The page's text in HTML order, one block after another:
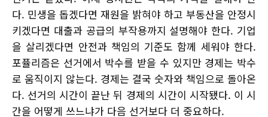
다. 민생을 돕겠다면 재원을 밝혀야 하고 부동산을 안정시
키겠다면 대출과 공급의 부작용까지 설명해야 한다. 기업
을 살리겠다면 안전과 책임의 기준도 함께 세워야 한다.
포퓰리즘은 선거에서 박수를 받을 수 있지만 경제는 박수
로 움직이지 않는다. 경제는 결국 숫자와 책임으로 돌아온
다. 선거의 시간이 끝난 뒤 경제의 시간이 시작됐다. 이 시
간을 어떻게 쓰느냐가 다음 선거보다 더 중요하다.